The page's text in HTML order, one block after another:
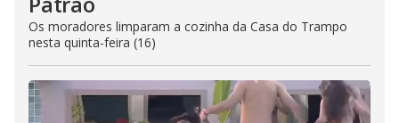
Os moradores limparam a cozinha da Casa do Trampo
nesta quinta-feira (16)